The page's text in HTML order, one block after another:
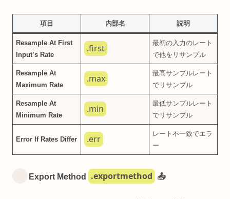
項目 内部名 説明
Resample At First
Input’s Rate
.first
最初の入力のレート
で他をリサンプル
Resample At
Maximum Rate
.max
最高サンプルレート
でリサンプル
Resample At
Minimum Rate
.min
最低サンプルレート
でリサンプル
Error If Rates Differ .err
レート不一致でエラ
ー
Export Method .exportmethod 📤